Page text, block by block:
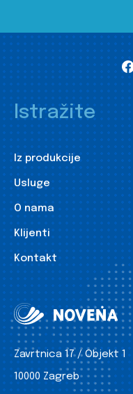
Istražite
Iz produkcije
Usluge
O nama
Klijenti
Kontakt
Zavrtnica 17 / Objekt 1
10000 Zagreb